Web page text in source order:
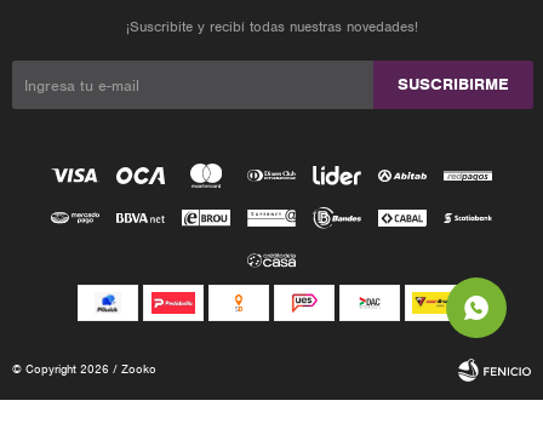
¡Suscribite y recibí todas nuestras novedades!
SUSCRIBIRME
© Copyright 2026 / Zooko